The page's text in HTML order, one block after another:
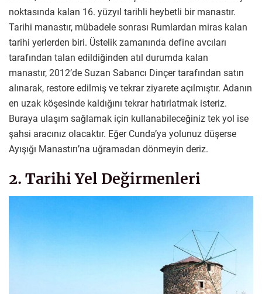
noktasında kalan 16. yüzyıl tarihli heybetli bir manastır.
Tarihi manastır, mübadele sonrası Rumlardan miras kalan
tarihi yerlerden biri. Üstelik zamanında define avcıları
tarafından talan edildiğinden atıl durumda kalan
manastır, 2012’de Suzan Sabancı Dinçer tarafından satın
alınarak, restore edilmiş ve tekrar ziyarete açılmıştır. Adanın
en uzak köşesinde kaldığını tekrar hatırlatmak isteriz.
Buraya ulaşım sağlamak için kullanabileceğiniz tek yol ise
şahsi aracınız olacaktır. Eğer Cunda’ya yolunuz düşerse
Ayışığı Manastırı’na uğramadan dönmeyin deriz.
2. Tarihi Yel Değirmenleri